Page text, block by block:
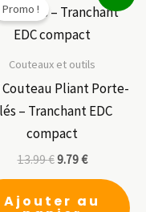
Promo !
Couteaux et outils
Couteau Pliant Porte-
– Tranchant EDC
compact
13.99€9.79€
Ajouter au